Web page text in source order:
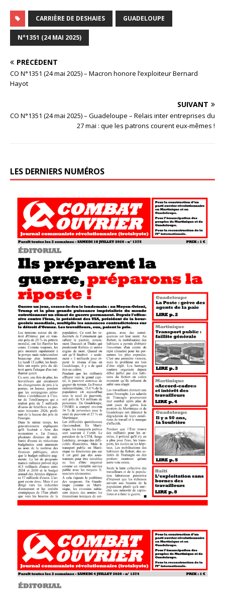
CARRIÈRE DE DESHAIES GUADELOUPE
N°1351 (24 MAI 2025)
PRÉCÉDENT
CO N°1351 (24 mai 2025) – Macron honore l’exploiteur Bernard
Hayot
SUIVANT
CO N°1351 (24 mai 2025) – Guadeloupe – Relais inter entreprises du
27 mai : que les patrons courent eux-mêmes !
LES DERNIERS NUMÉROS